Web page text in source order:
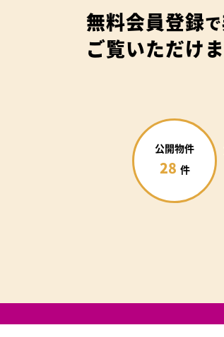
無料会員登録で
ご覧いただけ
公開物件
28 件